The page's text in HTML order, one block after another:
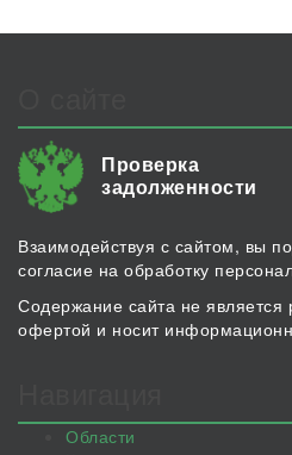
Проверка
задолженности
Взаимодействуя с сайтом, вы
согласие на обработку
Содержание сайта не является
офертой и носит
Области